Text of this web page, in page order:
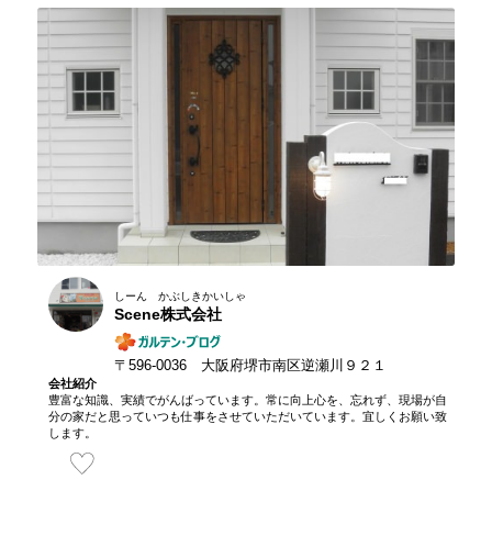
しーん かぶしきかいしゃ
Scene株式会社
〒596-0036 大阪府堺市南区逆瀬川９２１
会社紹介
豊富な知識、実績でがんばっています。常に向上心を、忘れず、現場が自
分の家だと思っていつも仕事をさせていただいています。宜しくお願い致
します。